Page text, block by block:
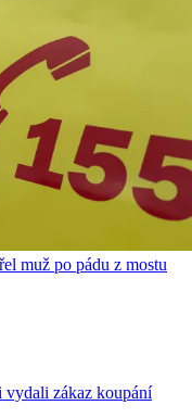
muž po pádu z mostu
zákaz koupání